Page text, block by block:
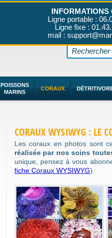
CORAUX WYSIWYG : LE
Les coraux en photos sont
réalisée par nos soins
unique, pensez à vous
fiche Coraux WYSIWYG)
POISSONS
MARINS
CORAUX
INFORMATIONS
Ligne portable :
Ligne fixe :
mail :